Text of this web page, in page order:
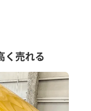
く売れる